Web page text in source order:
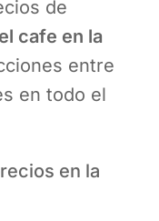
de
cafe en la
entre
en todo el
en la